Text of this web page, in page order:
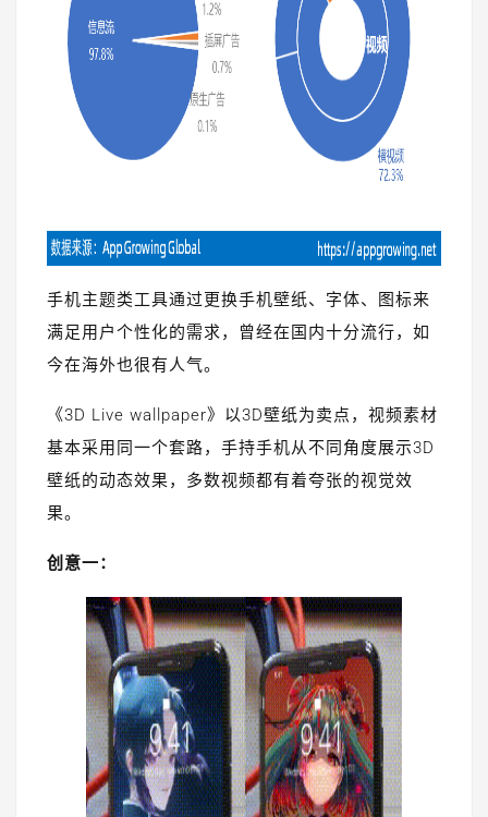
手机主题类工具通过更换手机壁纸、字体、图标来
满足用户个性化的需求，曾经在国内十分流行，如
今在海外也很有人气。
《3D Live wallpaper》以3D壁纸为卖点，视频素材
基本采用同一个套路，手持手机从不同角度展示3D
壁纸的动态效果，多数视频都有着夸张的视觉效
果。
创意一：